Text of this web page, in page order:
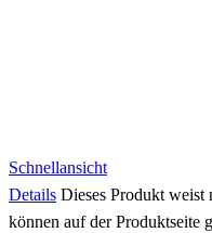
Schnellansicht
Details Dieses Produkt weist
können auf der Produktseite